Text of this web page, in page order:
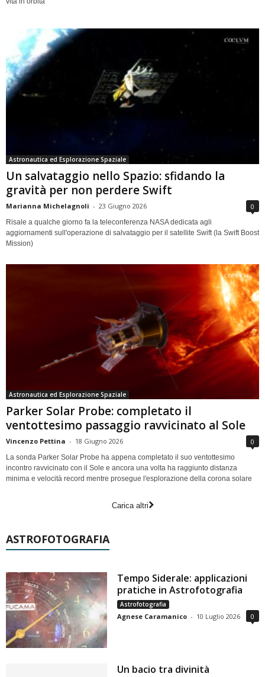
Astronautica ed Esplorazione Spaziale
Un salvataggio nello Spazio: sfidando la
gravità per non perdere Swift
Marianna Michelagnoli - 23 Giugno 2026 0
Risale a qualche giorno fa la teleconferenza NASA dedicata agli
aggiornamenti sull'operazione di salvataggio per il satellite Swift (la Swift Boost
Mission)
Astronautica ed Esplorazione Spaziale
Parker Solar Probe: completato il
ventottesimo passaggio ravvicinato al Sole
Vincenzo Pettina - 18 Giugno 2026 0
La sonda Parker Solar Probe ha appena completato il suo ventottesimo
incontro ravvicinato con il Sole e ancora una volta ha raggiunto distanza
minima e velocità record mentre prosegue l'esplorazione della corona solare
Carica altri
ASTROFOTOGRAFIA
Tempo Siderale: applicazioni
pratiche in Astrofotografia
Astrofotografia
Agnese Caramanico - 10 Luglio 2026 0
Un bacio tra divinità